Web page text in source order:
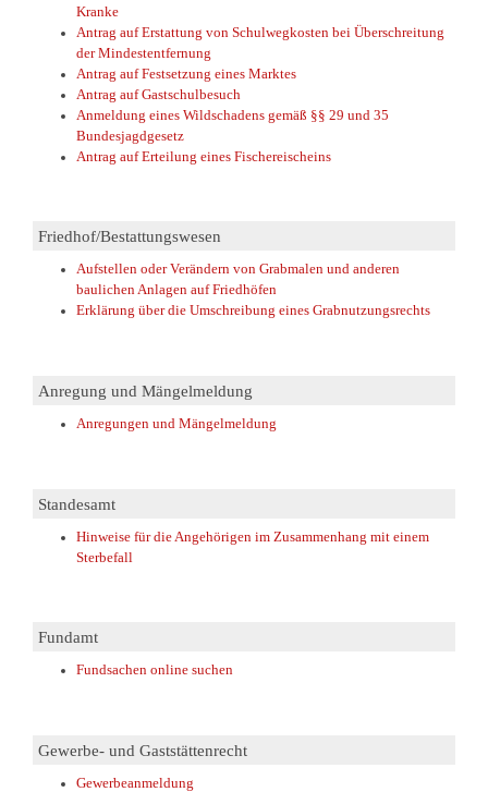
Kranke
Antrag auf Erstattung von Schulwegkosten bei Überschreitung
der Mindestentfernung
Antrag auf Festsetzung eines Marktes
Antrag auf Gastschulbesuch
Anmeldung eines Wildschadens gemäß §§ 29 und 35
Bundesjagdgesetz
Antrag auf Erteilung eines Fischereischeins
Friedhof/Bestattungswesen
Aufstellen oder Verändern von Grabmalen und anderen
baulichen Anlagen auf Friedhöfen
Erklärung über die Umschreibung eines Grabnutzungsrechts
Anregung und Mängelmeldung
Anregungen und Mängelmeldung
Standesamt
Hinweise für die Angehörigen im Zusammenhang mit einem
Sterbefall
Fundamt
Fundsachen online suchen
Gewerbe- und Gaststättenrecht
Gewerbeanmeldung